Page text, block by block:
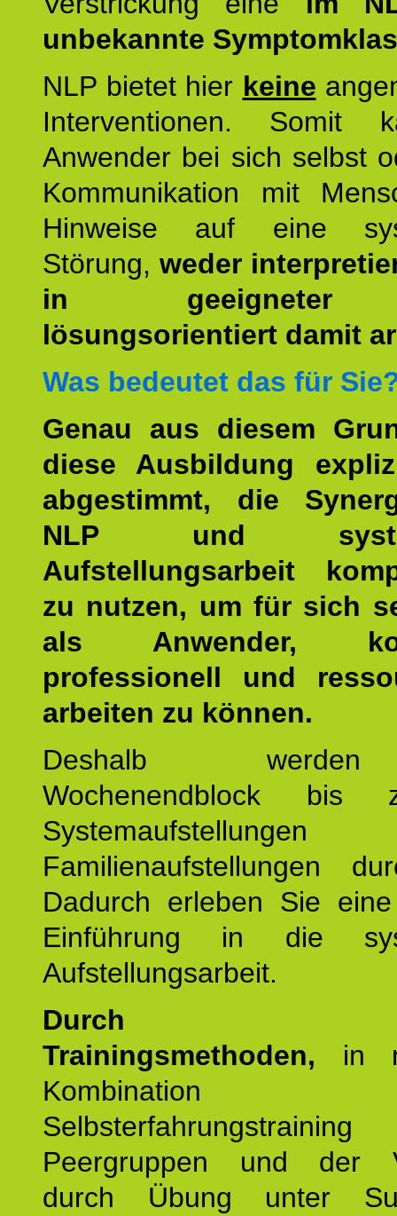
unbekannte
NLP bietet hier keine
Interventionen. Somit
Anwender bei sich selbst
Kommunikation mit
Hinweise auf eine
Störung, weder
in geeigneter
lösungsorientiert damit
Was bedeutet das für
Genau aus diesem
diese Ausbildung
abgestimmt, die
NLP und
Aufstellungsarbeit
zu nutzen, um für sich
als Anwender,
professionell und
arbeiten zu können.
Deshalb
Wochenendblock bis
Familienaufstellungen
Dadurch erleben Sie
Einführung in die
Aufstellungsarbeit.
Durch
Trainingsmethoden, in
Peergruppen und der
durch Übung unter